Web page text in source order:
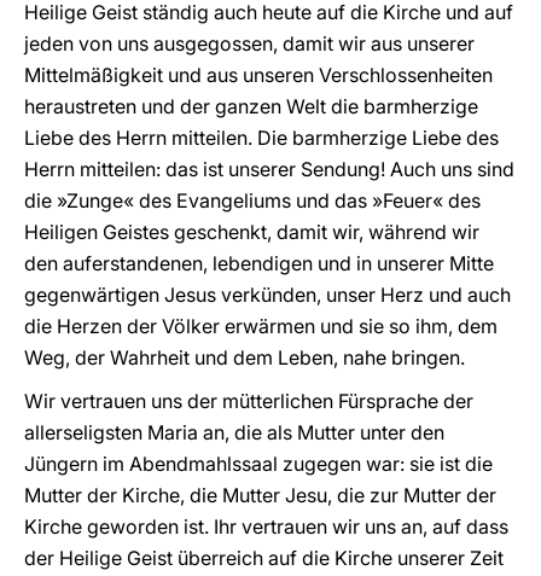
Heilige Geist ständig auch heute auf die Kirche und auf
jeden von uns ausgegossen, damit wir aus unserer
Mittelmäßigkeit und aus unseren Verschlossenheiten
heraustreten und der ganzen Welt die barmherzige
Liebe des Herrn mitteilen. Die barmherzige Liebe des
Herrn mitteilen: das ist unserer Sendung! Auch uns sind
die »Zunge« des Evangeliums und das »Feuer« des
Heiligen Geistes geschenkt, damit wir, während wir
den auferstandenen, lebendigen und in unserer Mitte
gegenwärtigen Jesus verkünden, unser Herz und auch
die Herzen der Völker erwärmen und sie so ihm, dem
Weg, der Wahrheit und dem Leben, nahe bringen.
Wir vertrauen uns der mütterlichen Fürsprache der
allerseligsten Maria an, die als Mutter unter den
Jüngern im Abendmahlssaal zugegen war: sie ist die
Mutter der Kirche, die Mutter Jesu, die zur Mutter der
Kirche geworden ist. Ihr vertrauen wir uns an, auf dass
der Heilige Geist überreich auf die Kirche unserer Zeit